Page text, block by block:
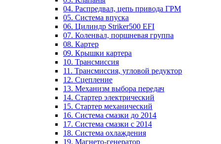
04. Распредвал, цепь привода ГРМ
05. Система впуска
06. Цилиндр Striker500 EFI
07. Коленвал, поршневая группа
08. Картер
09. Крышки картера
10. Трансмиссия
11. Трансмиссия, угловой редуктор
12. Сцепление
13. Механизм выбора передач
14. Стартер электрический
15. Стартер механический
16. Система смазки до 2014
17. Система смазки c 2014
18. Система охлаждения
19. Магнето-генератор